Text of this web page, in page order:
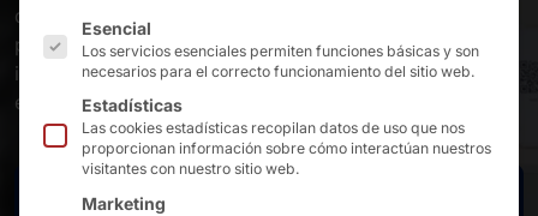
digitales, como los sistemas de autopago, las pantallas
publicitarias digitales y las soluciones de pago
inteligentes, optimizan las compras y garantizan una
experiencia moderna al cliente.
A continuación se enumeran los grupos de servicios
Esencial
Los servicios esenciales permiten funciones básicas y son
necesarios para el correcto funcionamiento del sitio web.
Estadísticas
Las cookies estadísticas recopilan datos de uso que nos
proporcionan información sobre cómo interactúan nuestros
visitantes con nuestro sitio web.
Marketing